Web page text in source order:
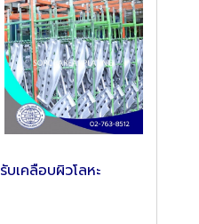
รับเคลือบผิวโลหะ